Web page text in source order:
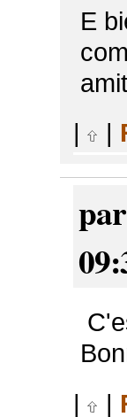
E
|
|
|
|